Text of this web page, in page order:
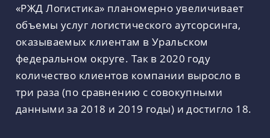
«РЖД Логистика» планомерно увеличивает
объемы услуг логистического аутсорсинга,
оказываемых клиентам в Уральском
федеральном округе. Так в 2020 году
количество клиентов компании выросло в
три раза (по сравнению с совокупными
данными за 2018 и 2019 годы) и достигло 18.